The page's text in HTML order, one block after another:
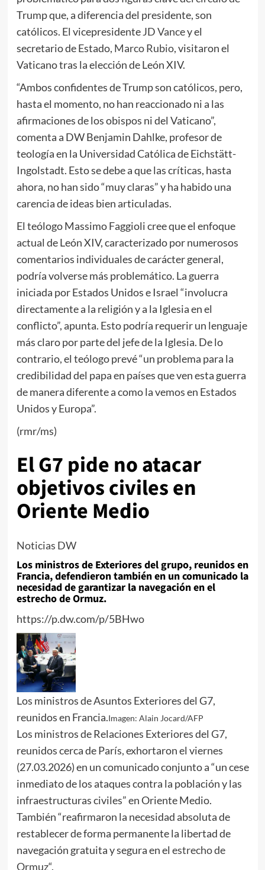
Trump que, a diferencia del presidente, son
católicos. El vicepresidenteJD Vancey el
secretario de Estado, Marco Rubio, visitaron el
Vaticano tras la elección de León XIV.
“Ambos confidentes de Trump son católicos, pero,
hasta el momento, no han reaccionado ni a las
afirmaciones de los obispos ni del Vaticano”,
comenta a DW Benjamin Dahlke, profesor de
teología en la Universidad Católica de Eichstätt-
Ingolstadt. Esto se debe a que las críticas, hasta
ahora, no han sido “muy claras” y ha habido una
carencia de ideas bien articuladas.
El teólogo Massimo Faggioli cree que el enfoque
actual de León XIV, caracterizado por numerosos
comentarios individuales de carácter general,
podría volverse más problemático. La guerra
iniciada por Estados Unidos e Israel “involucra
directamente a la religión y a la Iglesia en el
conflicto”, apunta. Esto podría requerir un lenguaje
más claro por parte del jefe de la Iglesia. De lo
contrario, el teólogo prevé “un problema para la
credibilidad del papa en países que ven esta guerra
de manera diferente a como la vemos en Estados
Unidos y Europa”.
(rmr/ms)
El G7 pide no atacar
objetivos civiles en
Oriente Medio
Noticias DW
Los ministros de Exteriores del grupo, reunidos en
Francia, defendieron también en un comunicado la
necesidad de garantizar la navegación en el
estrecho de Ormuz.
https://p.dw.com/p/5BHwo
Los ministros de Asuntos Exteriores del G7,
reunidos en Francia.Imagen: Alain Jocard/AFP
Los ministros de Relaciones Exteriores del G7,
reunidos cerca de París, exhortaron el viernes
(27.03.2026) en un comunicado conjunto a “un cese
inmediato de los ataques contra la población y las
infraestructuras civiles” en Oriente Medio.
También “reafirmaron la necesidad absoluta de
restablecer de forma permanente la libertad de
navegación gratuita y segura en el estrecho de
Ormuz“.